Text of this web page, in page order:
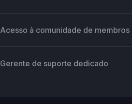
Acesso à comunidade de membros
Gerente de suporte dedicado